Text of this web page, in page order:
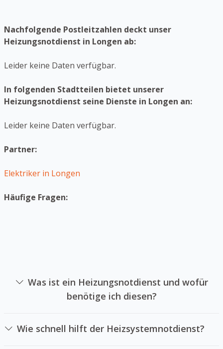
Nachfolgende Postleitzahlen deckt unser
Heizungsnotdienst in Longen ab:
Leider keine Daten verfügbar.
In folgenden Stadtteilen bietet unserer
Heizungsnotdienst seine Dienste in Longen an:
Leider keine Daten verfügbar.
Partner:
Elektriker in Longen
Häufige Fragen:
Was ist ein Heizungsnotdienst und wofür
benötige ich diesen?
Reparatur von Heizungssystemen im Notfall spezialisiert
hat. Sie sollten einen Heizanlagennotdienst anrufen,
Wie schnell hilft der Heizsystemnotdienst?